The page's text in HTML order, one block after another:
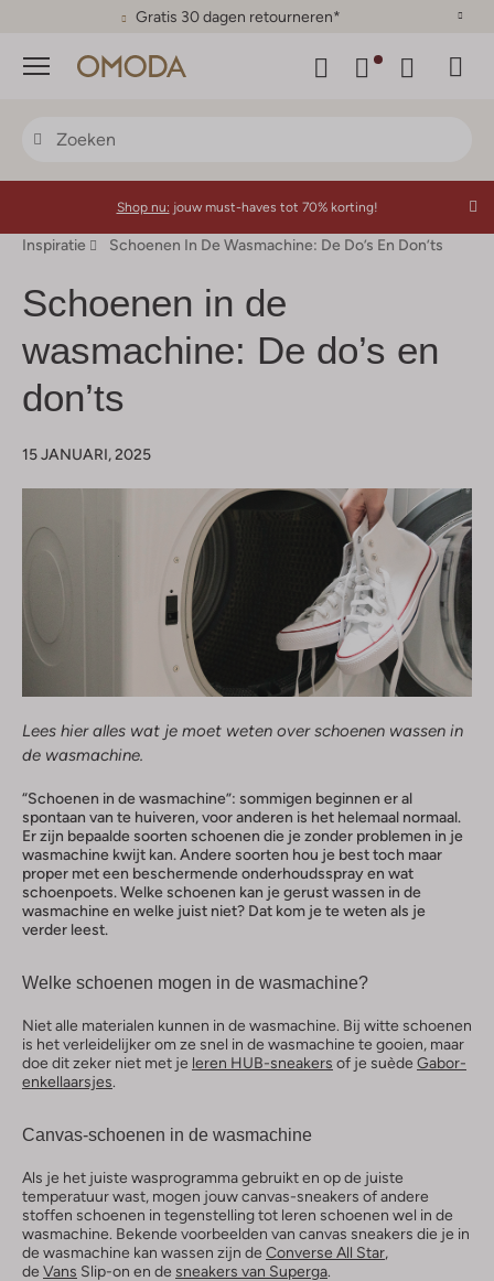
Gratis 30 dagen retourneren*
Menu
Shop nu: jouw must-haves tot 70% korting!
Inspiratie Schoenen In De Wasmachine: De Do’s En Don’ts
Schoenen in de
wasmachine: De do’s en
don’ts
15 JANUARI, 2025
Lees hier alles wat je moet weten over schoenen wassen in
de wasmachine.
“Schoenen in de wasmachine”: sommigen beginnen er al
spontaan van te huiveren, voor anderen is het helemaal normaal.
Er zijn bepaalde soorten schoenen die je zonder problemen in je
wasmachine kwijt kan. Andere soorten hou je best toch maar
proper met een beschermende onderhoudsspray en wat
schoenpoets. Welke schoenen kan je gerust wassen in de
wasmachine en welke juist niet? Dat kom je te weten als je
verder leest.
Welke schoenen mogen in de wasmachine?
Niet alle materialen kunnen in de wasmachine. Bij witte schoenen
is het verleidelijker om ze snel in de wasmachine te gooien, maar
doe dit zeker niet met je leren HUB-sneakers of je suède Gabor-
enkellaarsjes.
Canvas-schoenen in de wasmachine
Als je het juiste wasprogramma gebruikt en op de juiste
temperatuur wast, mogen jouw canvas-sneakers of andere
stoffen schoenen in tegenstelling tot leren schoenen wel in de
wasmachine. Bekende voorbeelden van canvas sneakers die je in
de wasmachine kan wassen zijn de Converse All Star,
de Vans Slip-on en de sneakers van Superga.